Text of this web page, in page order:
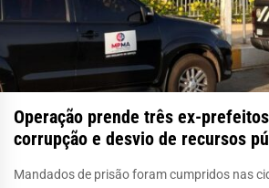
Operação prende três ex-
corrupção e desvio de recursos
Mandados de prisão foram cumpridos nas